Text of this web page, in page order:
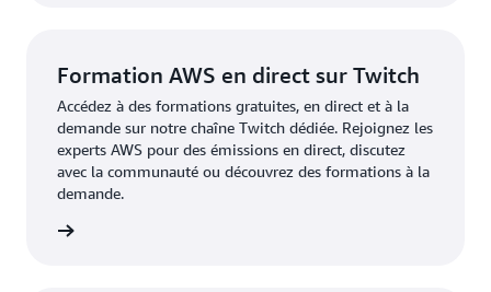
Professionnel
Formation AWS en direct sur Twitch
Accédez à des formations gratuites, en direct et à la
demande sur notre chaîne Twitch dédiée. Rejoignez les
experts AWS pour des émissions en direct, discutez
avec la communauté ou découvrez des formations à la
demande.